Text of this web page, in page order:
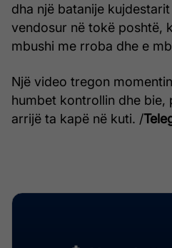
dha një batanije
vendosur në tokë poshtë,
mbushi me rroba dhe e
Një video tregon
humbet kontrollin dhe bie,
arrijë ta kapë në kuti. /